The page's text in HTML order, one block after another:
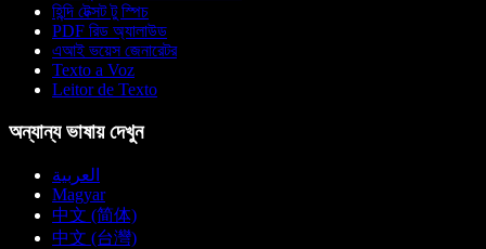
হিন্দি টেক্সট টু স্পিচ
PDF রিড অ্যালাউড
এআই ভয়েস জেনারেটর
Texto a Voz
Leitor de Texto
অন্যান্য ভাষায় দেখুন
العربية
Magyar
中文 (简体)
中文 (台灣)